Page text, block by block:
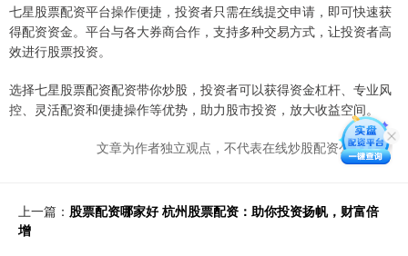
七星股票配资平台操作便捷，投资者只需在线提交申请，即可快速获
得配资资金。平台与各大券商合作，支持多种交易方式，让投资者高
效进行股票投资。
选择七星股票配资配资带你炒股，投资者可以获得资金杠杆、专业风
控、灵活配资和便捷操作等优势，助力股市投资，放大收益空间。
文章为作者独立观点，不代表在线炒股配资公司观点
上一篇： 股票配资哪家好 杭州股票配资：助你投资扬帆，财富倍
增